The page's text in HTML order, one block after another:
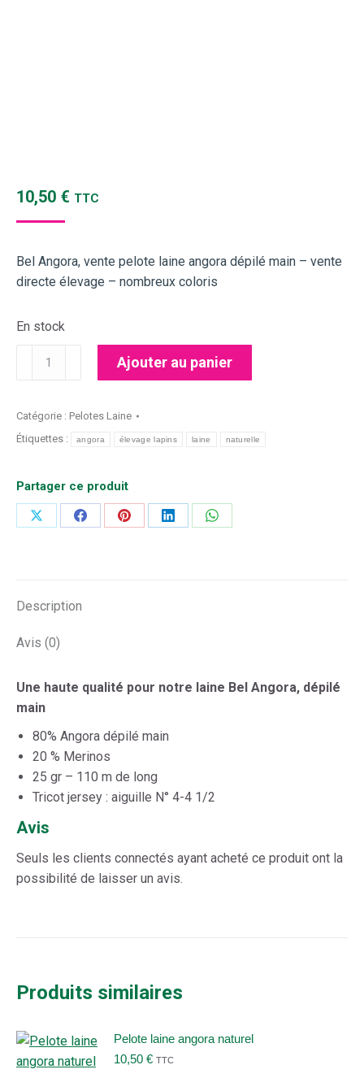
10,50 € TTC
Bel Angora, vente pelote laine angora dépilé main – vente
directe élevage – nombreux coloris
En stock
quantité
laine
angora
Ajouter au panier
Catégorie : Pelotes Laine
Étiquettes :
angora élevage lapins laine naturelle
Partager ce produit
PartagerPartagerPartagerPartagerPartager
Description
Avis (0)
Une haute qualité pour notre laine Bel Angora, dépilé
main
80% Angora dépilé main
20 % Merinos
25 gr – 110 m de long
Tricot jersey : aiguille N° 4-4 1/2
Avis
Seuls les clients connectés ayant acheté ce produit ont la
possibilité de laisser un avis.
Produits similaires
Pelote laine angora naturel
10,50 € TTC